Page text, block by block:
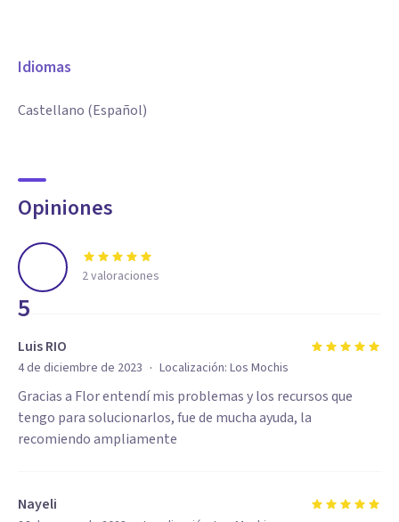
Idiomas
Castellano (Español)
Opiniones
5
2valoraciones
Luis RIO
4 de diciembre de 2023 · Localización: Los Mochis
Gracias a Flor entendí mis problemas y los recursos que
tengo para solucionarlos, fue de mucha ayuda, la
recomiendo ampliamente
Nayeli